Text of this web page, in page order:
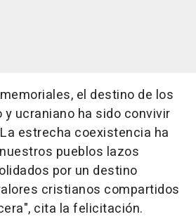
el destino de los
ucraniano ha sido convivir
estrecha coexistencia ha
pueblos lazos
por un destino
cristianos compartidos
cita la felicitación.